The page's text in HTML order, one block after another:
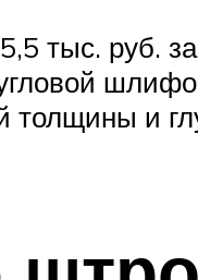
тыс. руб.
угловой
толщины и